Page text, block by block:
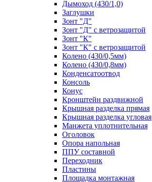
Дымоход (430/1,0)
Заглушки
Зонт "Д"
Зонт "Д" с ветрозащитой
Зонт "К"
Зонт "К" с ветрозащитой
Колено (430/0,5мм)
Колено (430/0,8мм)
Конденсатоотвод
Консоль
Конус
Кронштейн раздвижной
Крышная разделка прямая
Крышная разделка угловая
Манжета уплотнительная
Оголовок
Опора напольная
ППУ составной
Переходник
Пластины
Площадка монтажная